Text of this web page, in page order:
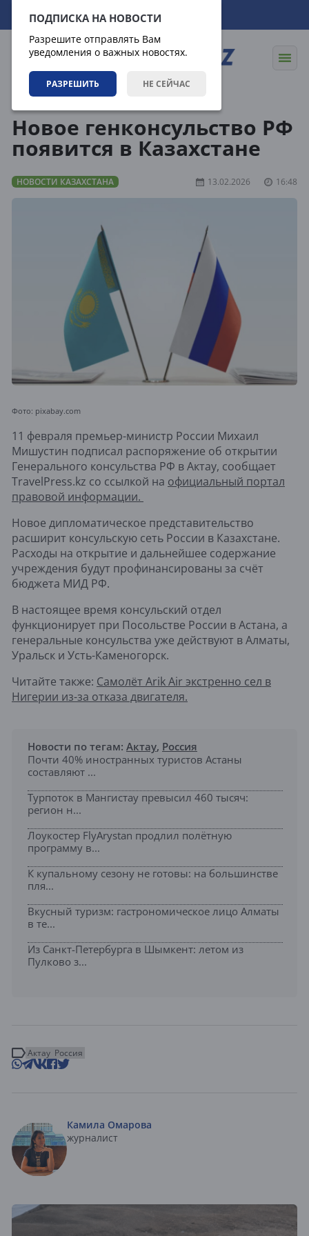
ПОДПИСКА НА НОВОСТИ
Разрешите отправлять Вам
уведомления о важных новостях.
РАЗРЕШИТЬ НЕ СЕЙЧАС
07.08.2026 21:14:25
Новое генконсульство РФ
появится в Казахстане
НОВОСТИ КАЗАХСТАНА 13.02.2026 16:48
Фото: pixabay.com
11 февраля премьер-министр России Михаил
Мишустин подписал распоряжение об открытии
Генерального консульства РФ в Актау, сообщает
TravelPress.kz со ссылкой на официальный портал
правовой информации.
Новое дипломатическое представительство
расширит консульскую сеть России в Казахстане.
Расходы на открытие и дальнейшее содержание
учреждения будут профинансированы за счёт
бюджета МИД РФ.
В настоящее время консульский отдел
функционирует при Посольстве России в Астана, а
генеральные консульства уже действуют в Алматы,
Уральск и Усть-Каменогорск.
Читайте также: Самолёт Arik Air экстренно сел в
Нигерии из-за отказа двигателя.
Новости по тегам: Актау, Россия
Почти 40% иностранных туристов Астаны
составляют ...
Турпоток в Мангистау превысил 460 тысяч:
регион н...
Лоукостер FlyArystan продлил полётную
программу в...
К купальному сезону не готовы: на большинстве
пля...
Вкусный туризм: гастрономическое лицо Алматы
в те...
Из Санкт-Петербурга в Шымкент: летом из
Пулково з...
Актау Россия
Камила Омарова
журналист